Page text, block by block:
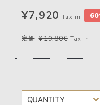
¥7,920 Tax in
定価 ¥19,800 Tax in